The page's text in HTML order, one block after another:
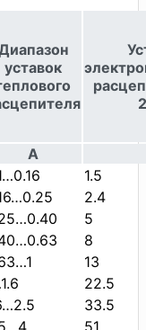
уставок
A
1.5
2.4
5
8
13
22.5
33.5
51